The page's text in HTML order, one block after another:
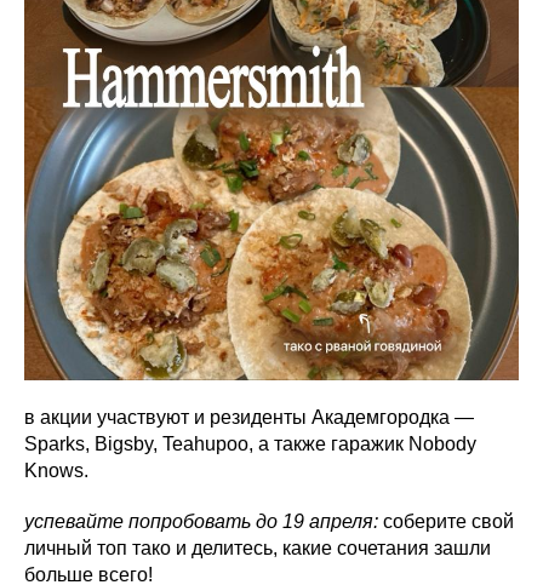
в акции участвуют и резиденты Академгородка —
Sparks, Bigsby, Teahupoo, а также гаражик Nobody
Knows.
успевайте попробовать до 19 апреля: соберите свой
личный топ тако и делитесь, какие сочетания зашли
больше всего!